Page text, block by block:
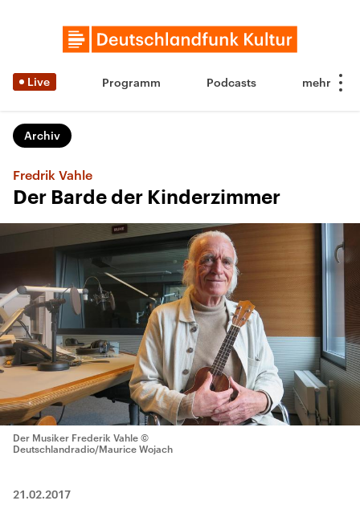
Live Programm Podcasts
Archiv
Fredrik Vahle
Der Barde der Kinderzimmer
Der Musiker Frederik Vahle ©
Deutschlandradio/Maurice Wojach
21.02.2017